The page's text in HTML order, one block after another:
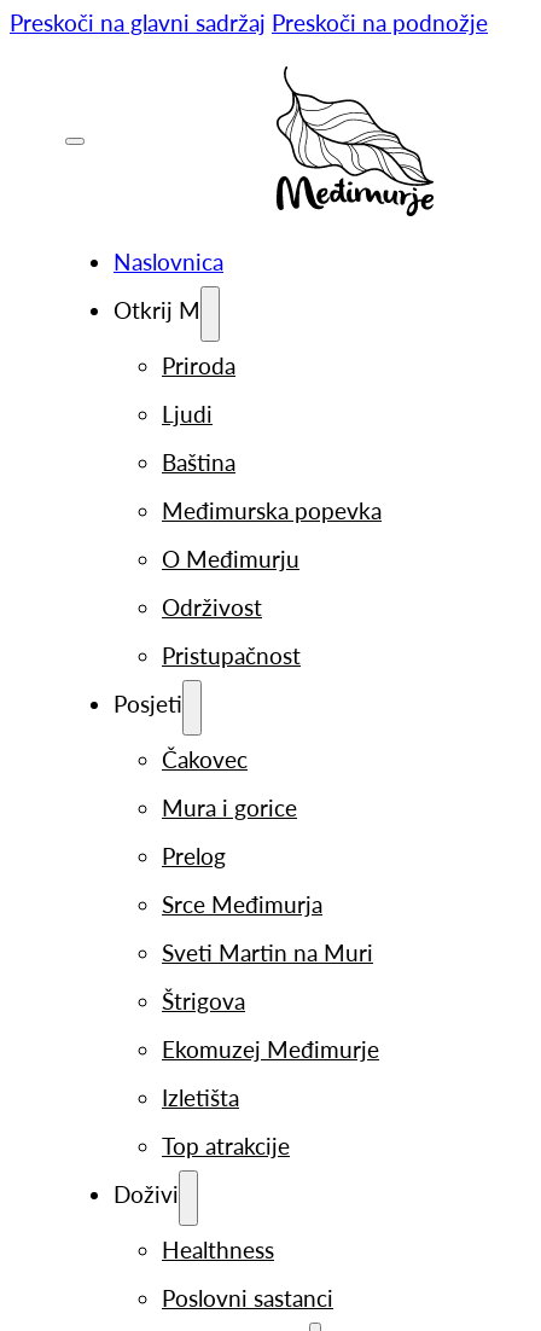
Preskoči na glavni sadržaj Preskoči na podnožje
Naslovnica
Otkrij M
Priroda
Ljudi
Baština
Međimurska popevka
O Međimurju
Održivost
Pristupačnost
Posjeti
Čakovec
Mura i gorice
Prelog
Srce Međimurja
Sveti Martin na Muri
Štrigova
Ekomuzej Međimurje
Izletišta
Top atrakcije
Doživi
Healthness
Poslovni sastanci